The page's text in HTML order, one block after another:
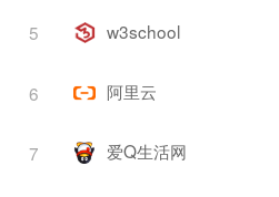
5 w3school
6 阿里云
7 爱Q生活网